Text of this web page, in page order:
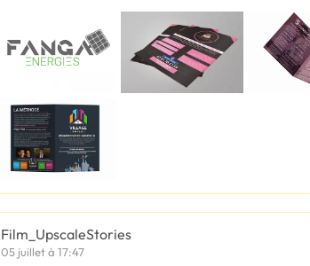
Film_UpscaleStories
05 juillet à 17:47